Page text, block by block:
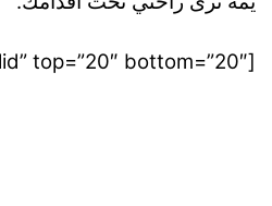
[divider style=”solid” top=”20″ bottom=”20″]